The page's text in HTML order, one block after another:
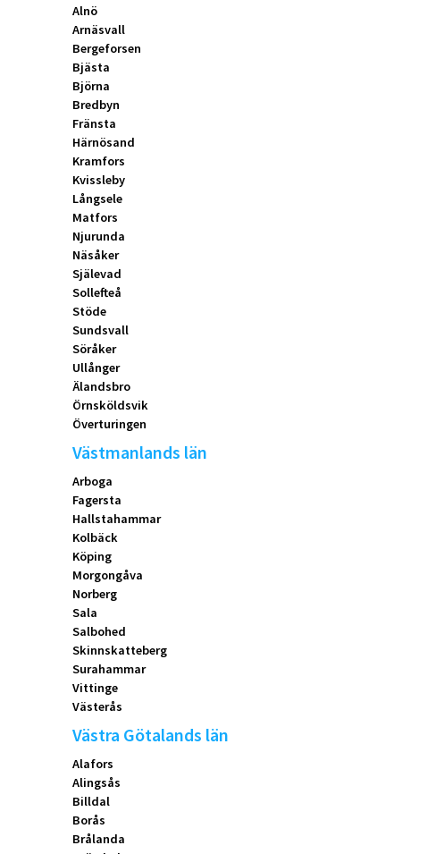
Alnö
Arnäsvall
Bergeforsen
Bjästa
Björna
Bredbyn
Fränsta
Härnösand
Kramfors
Kvissleby
Långsele
Matfors
Njurunda
Näsåker
Själevad
Sollefteå
Stöde
Sundsvall
Söråker
Ullånger
Älandsbro
Örnsköldsvik
Överturingen
Västmanlands län
Arboga
Fagersta
Hallstahammar
Kolbäck
Köping
Morgongåva
Norberg
Sala
Salbohed
Skinnskatteberg
Surahammar
Vittinge
Västerås
Västra Götalands län
Alafors
Alingsås
Billdal
Borås
Brålanda